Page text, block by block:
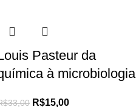
Pasteur da
à microbiologia
33,00 R$15,00